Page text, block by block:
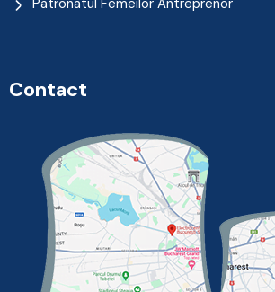
Patronatul Femeilor Antreprenor
Contact